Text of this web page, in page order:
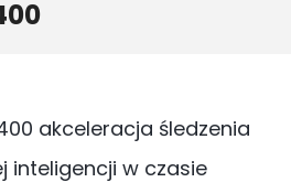
akceleracja śledzenia
inteligencji w czasie